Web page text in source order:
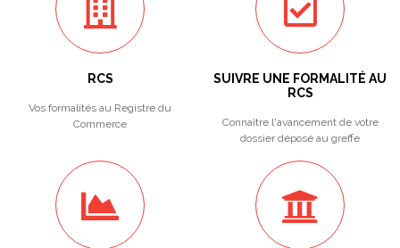
RCS
Vos formalités au Registre du
Commerce
SUIVRE UNE FORMALITÉ AU
RCS
Connaître l'avancement de votre
dossier déposé au greffe